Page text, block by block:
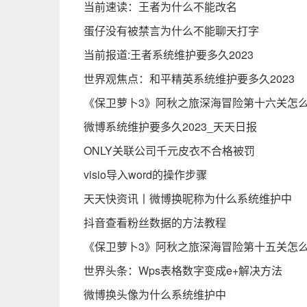
当前速读：王者为什么不能改名
蛋仔没有被禁言为什么不能聊天打字
当前报道:王者系统维护要多久2023
世界观焦点：和平精英系统维护要多久2023
《保卫萝卜3》阿秋之旅深海冒险第十六关怎
微博系统维护要多久2023_天天日报
ONLY关联公司千元皮衣不合格被罚
visio导入word的操作步骤
天天快资讯丨微博换昵称为什么系统维护中
抖音查看粉丝数据的方法教程
《保卫萝卜3》阿秋之旅深海冒险第十五关怎
世界头条：Wps表格数字变成e+解决方法
微博换头像为什么系统维护中